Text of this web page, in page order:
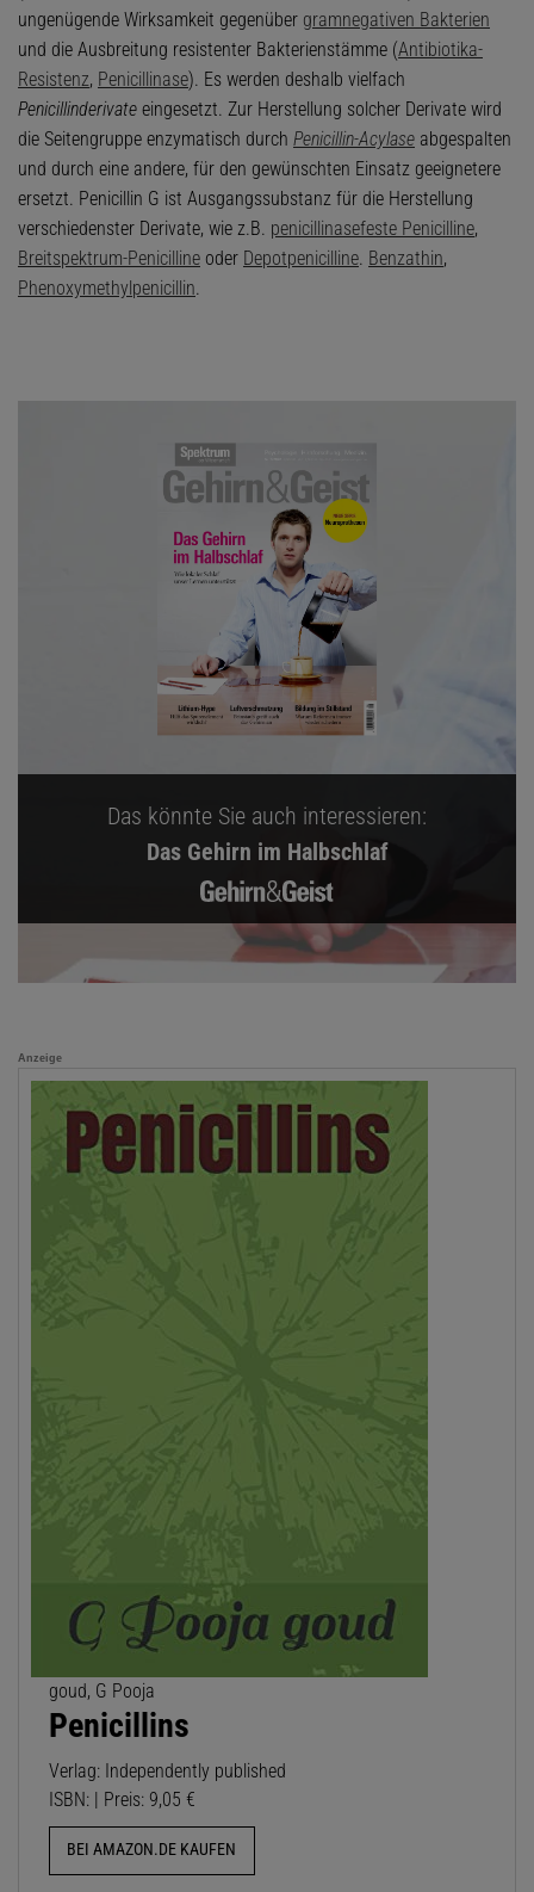
ungenügende Wirksamkeit gegenüber gramnegativen Bakterien
und die Ausbreitung resistenter Bakterienstämme (Antibiotika-
Resistenz, Penicillinase). Es werden deshalb vielfach
Penicillinderivate eingesetzt. Zur Herstellung solcher Derivate wird
die Seitengruppe enzymatisch durch Penicillin-Acylase abgespalten
und durch eine andere, für den gewünschten Einsatz geeignetere
ersetzt. Penicillin G ist Ausgangssubstanz für die Herstellung
verschiedenster Derivate, wie z.B. penicillinasefeste Penicilline,
Breitspektrum-Penicilline oder Depotpenicilline. Benzathin,
Phenoxymethylpenicillin.
Das könnte Sie auch interessieren:
Das Gehirn im Halbschlaf
Anzeige
goud, G Pooja
Penicillins
Verlag: Independently published
ISBN: | Preis: 9,05 €
BEI AMAZON.DE KAUFEN